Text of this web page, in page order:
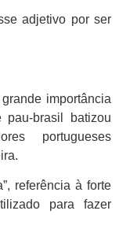
adjetivo por ser
importância
brasil batizou
portugueses
referência à forte
para fazer